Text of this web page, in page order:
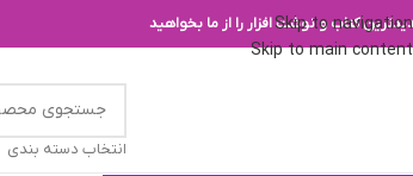
Skip to navigation
Skip to main content
کتاب و نوشت افزار را از ما بخواهید
انتخاب دسته بندی